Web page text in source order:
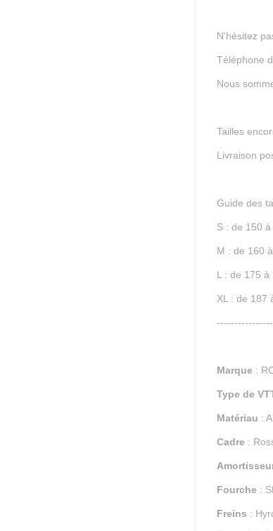
N'hésitez
Téléphone
Nous
Tailles
Livraison
Guide des
S : de 150
M : de 160
L : de 175 à
XL : de 187
Marque :
Type de
Matériau :
Cadre :
Fourche :
Freins :